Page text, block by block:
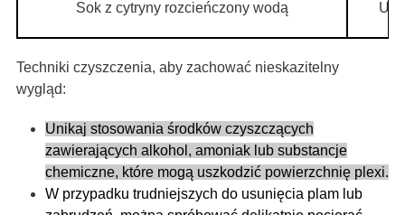
Sok z cytryny rozcieńczony wodą
Techniki czyszczenia, aby zachować nieskazitelny
wygląd:
Unikaj stosowania środków czyszczących
zawierających alkohol, amoniak lub substancje
chemiczne, które mogą uszkodzić powierzchnię plexi.
W przypadku trudniejszych do usunięcia plam lub